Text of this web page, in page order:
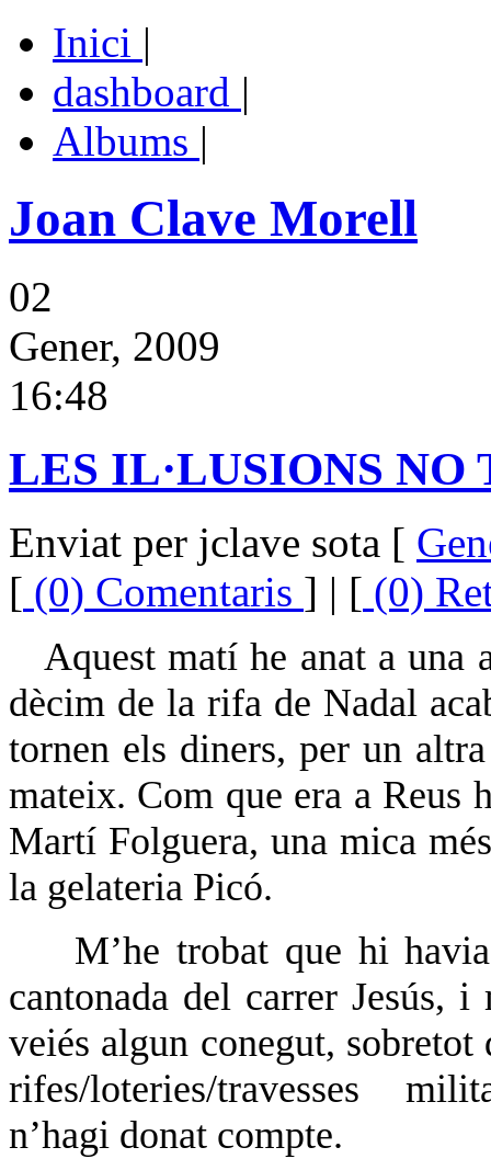
Inici |
dashboard |
Albums |
Joan Clave Morell
02
Gener, 2009
16:48
LES IL·LUSIONS NO
Enviat per jclave sota [
[ (0) Comentaris ] | [ (0)
Aquest matí he anat a una
dècim de la rifa de Nadal
tornen els diners, per un
mateix. Com que era a Reus
Martí Folguera, una mica
la gelateria Picó.
M’he trobat que hi
cantonada del carrer Jesús,
veiés algun conegut, sobretot
rifes/loteries/travesses
n’hagi donat compte.